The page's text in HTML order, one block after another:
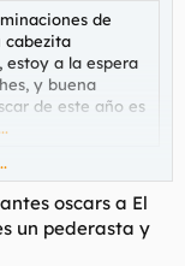
de
cabezita
estoy a la espera
y buena
de este año es
creyendo que los
de calidad?
que no porque
oscars a El
un pederasta y